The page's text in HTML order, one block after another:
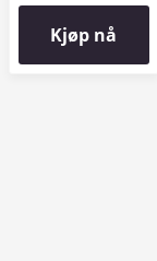
Kjøp nå